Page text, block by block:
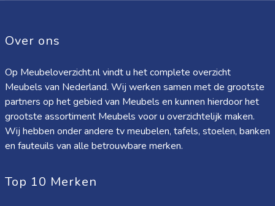
binnenshuis te plaatsen. De beste manier om fiberclay
borstel en een neutraal sopje, het direct verwijderen van
vlekken voorkomt permanente aanslag. Een herbehandeling is
mogelijk met Polyspray of een beschermlak voor tuinbeelden,
dit zal de poriën van het fiberclay dichten en weer geschikt
maken voor het dagelijks gebruik. Levering Dit artikel wordt
instructie. Plaats bij harde vloeren viltglijders onder de poten.
Over ons
Op Meubeloverzicht.nl vindt u het complete overzicht
Meubels van Nederland. Wij werken samen met de grootste
partners op het gebied van Meubels en kunnen hierdoor het
grootste assortiment Meubels voor u overzichtelijk maken.
Wij hebben onder andere tv meubelen, tafels, stoelen, banken
en fauteuils van alle betrouwbare merken.
Top 10 Merken